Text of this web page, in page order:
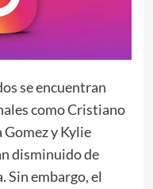
se encuentran
como Cristiano
y Kylie
disminuido de
Sin embargo, el